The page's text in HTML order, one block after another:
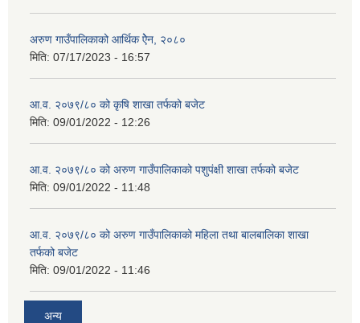
अरुण गाउँपालिकाको आर्थिक ऐेन, २०८०
मिति: 07/17/2023 - 16:57
आ.व. २०७९/८० को कृषि शाखा तर्फको बजेट
मिति: 09/01/2022 - 12:26
आ.व. २०७९/८० को अरुण गाउँपालिकाको पशुपंक्षी शाखा तर्फको बजेट
मिति: 09/01/2022 - 11:48
आ.व. २०७९/८० को अरुण गाउँपालिकाको महिला तथा बालबालिका शाखा
तर्फको बजेट
मिति: 09/01/2022 - 11:46
अन्य